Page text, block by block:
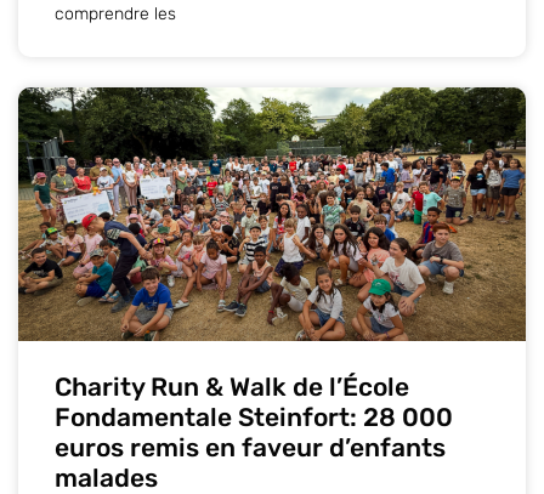
comprendre les
Charity Run & Walk de l’École
Fondamentale Steinfort: 28 000
euros remis en faveur d’enfants
malades